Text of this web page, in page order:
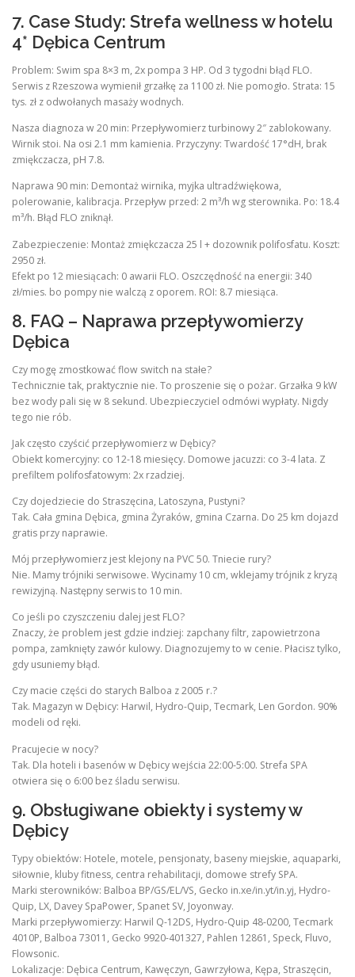
7. Case Study: Strefa wellness w hotelu
4* Dębica Centrum
Problem: Swim spa 8×3 m, 2x pompa 3 HP. Od 3 tygodni błąd FLO.
Serwis z Rzeszowa wymienił grzałkę za 1100 zł. Nie pomogło. Strata: 15
tys. zł z odwołanych masaży wodnych.
Nasza diagnoza w 20 min: Przepływomierz turbinowy 2″ zablokowany.
Wirnik stoi. Na osi 2.1 mm kamienia. Przyczyny: Twardość 17°dH, brak
zmiękczacza, pH 7.8.
Naprawa 90 min: Demontaż wirnika, myjka ultradźwiękowa,
polerowanie, kalibracja. Przepływ przed: 2 m³/h wg sterownika. Po: 18.4
m³/h. Błąd FLO zniknął.
Zabezpieczenie: Montaż zmiękczacza 25 l + dozownik polifosfatu. Koszt:
2950 zł.
Efekt po 12 miesiącach: 0 awarii FLO. Oszczędność na energii: 340
zł/mies. bo pompy nie walczą z oporem. ROI: 8.7 miesiąca.
8. FAQ – Naprawa przepływomierzy
Dębica
Czy mogę zmostkować flow switch na stałe?
Technicznie tak, praktycznie nie. To proszenie się o pożar. Grzałka 9 kW
bez wody pali się w 8 sekund. Ubezpieczyciel odmówi wypłaty. Nigdy
tego nie rób.
Jak często czyścić przepływomierz w Dębicy?
Obiekt komercyjny: co 12-18 miesięcy. Domowe jacuzzi: co 3-4 lata. Z
prefiltem polifosfatowym: 2x rzadziej.
Czy dojedziecie do Straszęcina, Latoszyna, Pustyni?
Tak. Cała gmina Dębica, gmina Żyraków, gmina Czarna. Do 25 km dojazd
gratis przy naprawie.
Mój przepływomierz jest klejony na PVC 50. Tniecie rury?
Nie. Mamy trójniki serwisowe. Wycinamy 10 cm, wklejamy trójnik z kryzą
rewizyjną. Następny serwis to 10 min.
Co jeśli po czyszczeniu dalej jest FLO?
Znaczy, że problem jest gdzie indziej: zapchany filtr, zapowietrzona
pompa, zamknięty zawór kulowy. Diagnozujemy to w cenie. Płacisz tylko,
gdy usuniemy błąd.
Czy macie części do starych Balboa z 2005 r.?
Tak. Magazyn w Dębicy: Harwil, Hydro-Quip, Tecmark, Len Gordon. 90%
modeli od ręki.
Pracujecie w nocy?
Tak. Dla hoteli i basenów w Dębicy wejścia 22:00-5:00. Strefa SPA
otwiera się o 6:00 bez śladu serwisu.
9. Obsługiwane obiekty i systemy w
Dębicy
Typy obiektów: Hotele, motele, pensjonaty, baseny miejskie, aquaparki,
siłownie, kluby fitness, centra rehabilitacji, domowe strefy SPA.
Marki sterowników: Balboa BP/GS/EL/VS, Gecko in.xe/in.yt/in.yj, Hydro-
Quip, LX, Davey SpaPower, Spanet SV, Joyonway.
Marki przepływomierzy: Harwil Q-12DS, Hydro-Quip 48-0200, Tecmark
4010P, Balboa 73011, Gecko 9920-401327, Pahlen 12861, Speck, Fluvo,
Flowsonic.
Lokalizacje: Dębica Centrum, Kawęczyn, Gawrzyłowa, Kępa, Straszęcin,